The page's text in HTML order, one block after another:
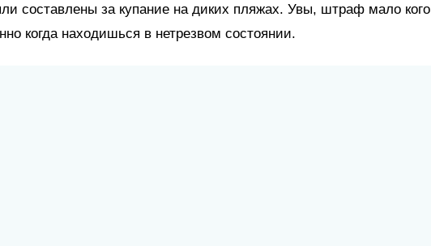
составлены за купание на диких пляжах. Увы, штраф мало кого
когда находишься в нетрезвом состоянии.